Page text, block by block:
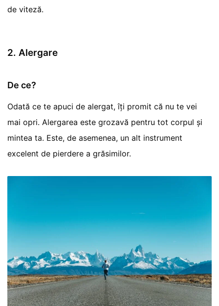
de viteză.
2. Alergare
De ce?
Odată ce te apuci de alergat, îți promit că nu te vei
mai opri. Alergarea este grozavă pentru tot corpul și
mintea ta. Este, de asemenea, un alt instrument
excelent de pierdere a grăsimilor.